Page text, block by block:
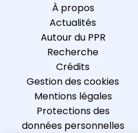
À propos
Actualités
Autour du PPR
Recherche
Crédits
Gestion des cookies
Mentions légales
Protections des
données personnelles